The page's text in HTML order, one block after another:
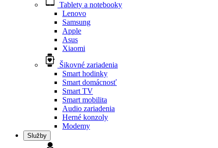
Tablety a notebooky
Lenovo
Samsung
Apple
Asus
Xiaomi
Šikovné zariadenia
Smart hodinky
Smart domácnosť
Smart TV
Smart mobilita
Audio zariadenia
Herné konzoly
Modemy
Služby